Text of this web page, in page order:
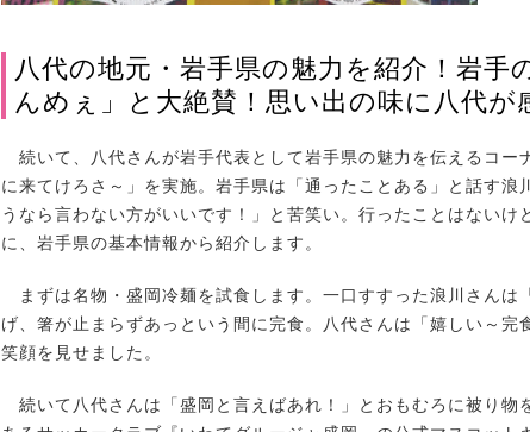
八代の地元・岩手県の魅力を紹介！岩手
んめぇ」と大絶賛！思い出の味に八代が
続いて、八代さんが岩手代表として岩手県の魅力を伝えるコー
に来てけろさ～」を実施。岩手県は「通ったことある」と話す浪
うなら言わない方がいいです！」と苦笑い。行ったことはないけ
に、岩手県の基本情報から紹介します。
まずは名物・盛岡冷麺を試食します。一口すすった浪川さんは
げ、箸が止まらずあっという間に完食。八代さんは「嬉しい～完
笑顔を見せました。
続いて八代さんは「盛岡と言えばあれ！」とおもむろに被り物